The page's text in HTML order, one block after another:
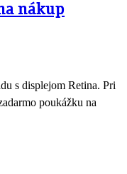
nákup
s displejom Retina. Pri
poukážku na